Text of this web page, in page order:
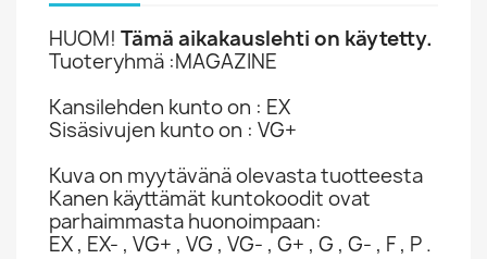
HUOM! Tämä aikakauslehti on käytetty.
Tuoteryhmä :MAGAZINE
Kansilehden kunto on : EX
Sisäsivujen kunto on : VG+
Kuva on myytävänä olevasta tuotteesta
Kanen käyttämät kuntokoodit ovat
parhaimmasta huonoimpaan:
EX , EX- , VG+ , VG , VG- , G+ , G , G- , F , P .